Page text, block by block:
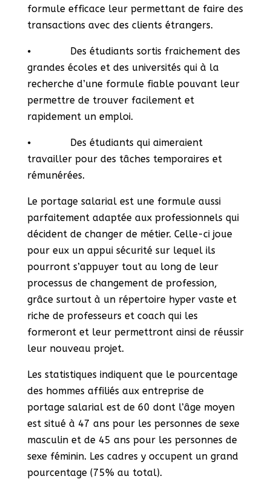
formule efficace leur permettant de faire des
transactions avec des clients étrangers.
⦁ Des étudiants sortis fraichement des
grandes écoles et des universités qui à la
recherche d’une formule fiable pouvant leur
permettre de trouver facilement et
rapidement un emploi.
⦁ Des étudiants qui aimeraient
travailler pour des tâches temporaires et
rémunérées.
Le portage salarial est une formule aussi
parfaitement adaptée aux professionnels qui
décident de changer de métier. Celle-ci joue
pour eux un appui sécurité sur lequel ils
pourront s’appuyer tout au long de leur
processus de changement de profession,
grâce surtout à un répertoire hyper vaste et
riche de professeurs et coach qui les
formeront et leur permettront ainsi de réussir
leur nouveau projet.
Les statistiques indiquent que le pourcentage
des hommes affiliés aux entreprise de
portage salarial est de 60 dont l’âge moyen
est situé à 47 ans pour les personnes de sexe
masculin et de 45 ans pour les personnes de
sexe féminin. Les cadres y occupent un grand
pourcentage (75% au total).